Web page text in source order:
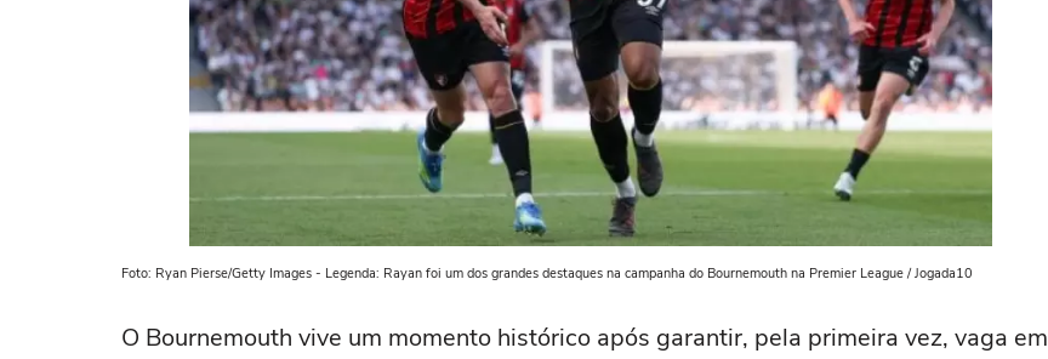
Foto: Ryan Pierse/Getty Images - Legenda: Rayan foi um dos grandes destaques na campanha do Bournemouth na Premier League / Jogada10
O Bournemouth vive um momento histórico após garantir, pela primeira vez, vaga em